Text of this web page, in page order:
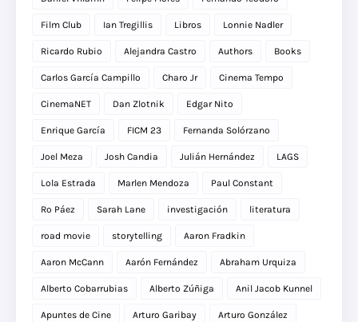
Film Club Ian Tregillis Libros Lonnie Nadler
Ricardo Rubio Alejandra Castro Authors Books
Carlos García Campillo Charo Jr Cinema Tempo
CinemaNET Dan Zlotnik Edgar Nito
Enrique García FICM 23 Fernanda Solórzano
Joel Meza Josh Candia Julián Hernández LAGS
Lola Estrada Marlen Mendoza Paul Constant
Ro Páez Sarah Lane investigación literatura
road movie storytelling Aaron Fradkin
Aaron McCann Aarón Fernández Abraham Urquiza
Alberto Cobarrubias Alberto Zúñiga Anil Jacob Kunnel
Apuntes de Cine Arturo Garibay Arturo González